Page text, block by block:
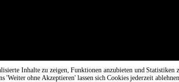
Inhalte zu zeigen, Funktionen anzubieten und
ohne Akzeptieren' lassen sich Cookies jederzeit